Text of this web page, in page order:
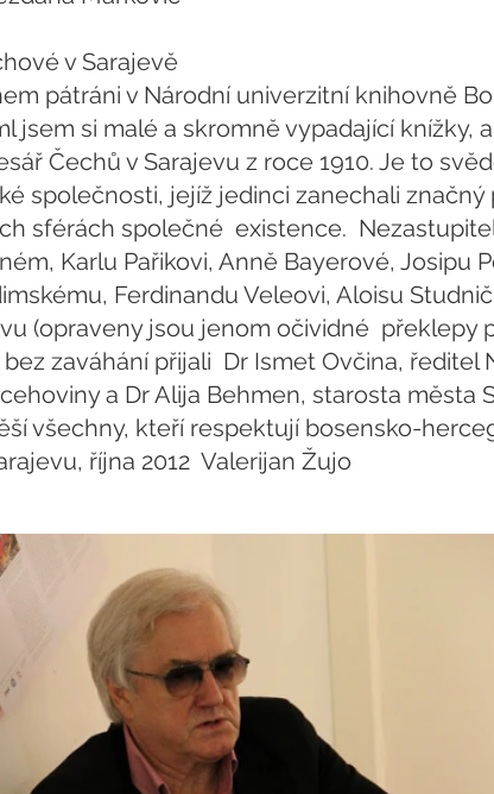
v Sarajevě
pátráni v Národní univerzitní knihovně
jsem si malé a skromně vypadající knížky,
Čechů v Sarajevu z roce 1910. Je to
společnosti, jejíž jedinci zanechali
sférách společné existence.
Karlu Pařikovi, Anně Bayerové, Josipu
Ferdinandu Veleovi, Aloisu
(opraveny jsou jenom očividné překlepy
zaváhání přijali Dr Ismet Ovčina, ředitel
a Dr Alija Behmen, starosta města
všechny, kteří respektují bosensko-
října 2012 Valerijan Žujo